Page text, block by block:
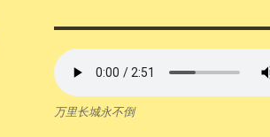
万里长城永不倒